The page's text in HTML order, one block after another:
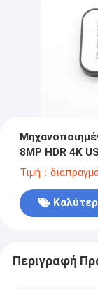
8MP HDR 4K
Τιμή：
Περιγραφή